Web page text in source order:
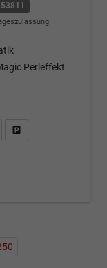
Perleffekt
Angebot anfordern
PDF-Datei, Fahrzeugexposé